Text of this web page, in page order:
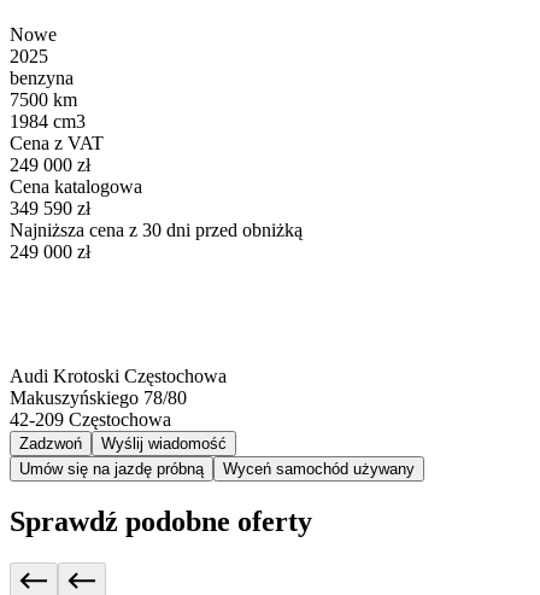
Nowe
2025
benzyna
7500 km
1984 cm3
Cena z VAT
249 000 zł
Cena katalogowa
349 590 zł
Najniższa cena z 30 dni przed obniżką
249 000 zł
Audi Krotoski Częstochowa
Makuszyńskiego 78/80
42-209 Częstochowa
Zadzwoń
Wyślij wiadomość
Umów się na jazdę próbną
Wyceń samochód używany
Sprawdź podobne oferty